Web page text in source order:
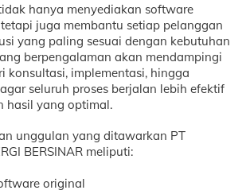
hanya menyediakan software
tetapi juga membantu setiap pelanggan
yang paling sesuai dengan kebutuhan
berpengalaman akan mendampingi
konsultasi, implementasi, hingga
seluruh proses berjalan lebih efektif
hasil yang optimal.
unggulan yang ditawarkan PT
BERSINAR meliputi:
original